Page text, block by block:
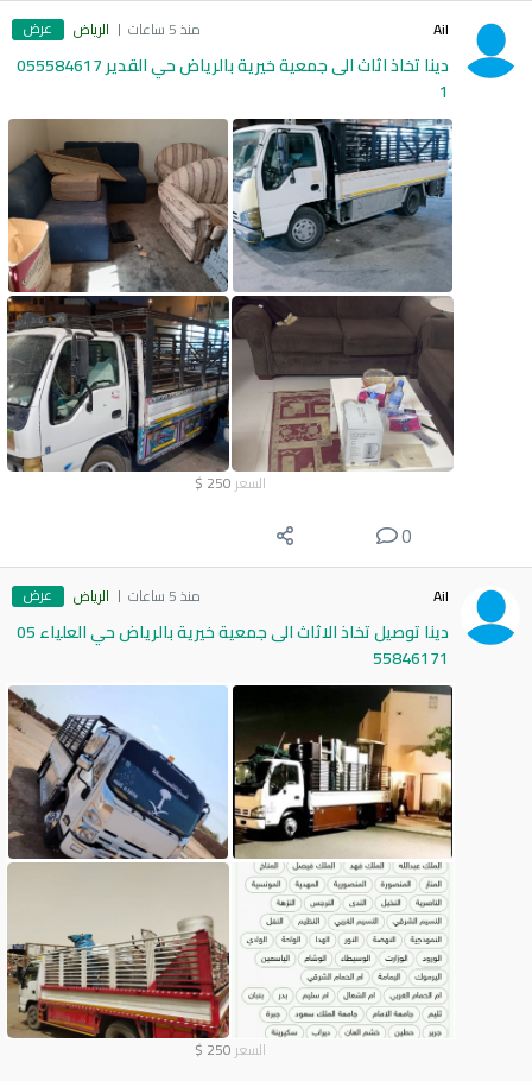
Ail منذ 5 ساعات الرياض عرض
دينا تخاذ اثاث الى جمعية خيرية بالرياض حي القدير 055584617
1
السعر 250
$
0
Ail منذ 5 ساعات الرياض عرض
دينا توصيل تخاذ الاثاث الى جمعية خيرية بالرياض حي العلياء 05
55846171
السعر 250
$